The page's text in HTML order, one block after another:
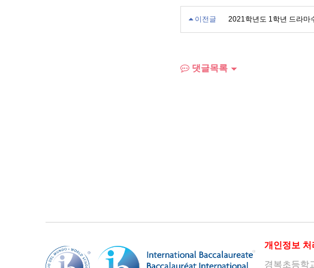
이전글 2021학년도 1학년 드라마
댓글목록
개인정보 처
경복초등학